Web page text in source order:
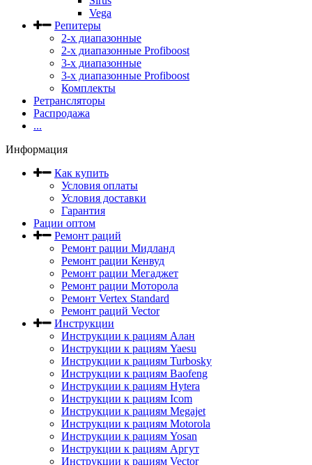
Vega
Репитеры
2-х диапазонные
2-х диапазонные Profiboost
3-х диапазонные
3-х диапазонные Profiboost
Комплекты
Ретрансляторы
Распродажа
...
Информация
Как купить
Условия оплаты
Условия доставки
Гарантия
Рации оптом
Ремонт раций
Ремонт рации Мидланд
Ремонт рации Кенвуд
Ремонт рации Мегаджет
Ремонт рации Моторола
Ремонт Vertex Standard
Ремонт раций Vector
Инструкции
Инструкции к рациям Алан
Инструкции к рациям Yaesu
Инструкции к рациям Turbosky
Инструкции к рациям Baofeng
Инструкции к рациям Hytera
Инструкции к рациям Icom
Инструкции к рациям Megajet
Инструкции к рациям Motorola
Инструкции к рациям Yosan
Инструкции к рациям Аргут
Инструкции к рациям Vector